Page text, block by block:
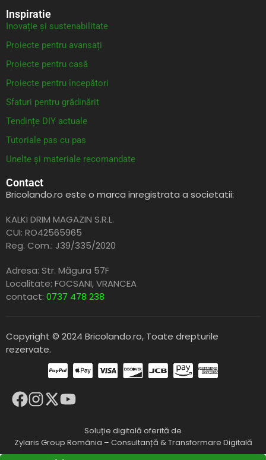
Inspiratie
Inovație și sustenabilitate
Proiecte pentru avansați
Proiecte pentru casă
Proiecte pentru începători
Sfaturi pentru grădinărit
Tendințe DIY actuale
Tutoriale pas cu pas
Unelte și materiale recomandate
Contact
Bricolando.ro este o marca inregistrata a societatii:
KALKI DRIM MAGAZIN S.R.L.
CUI: RO42565965
Reg. Com.: J39/335/2020
Adresa: Str. Măgura 57F
Localitate: FOCSANI,VRANCEA
contact: 0737 478 238
Copyright © 2024 Bricolando.ro, Toate drepturile
rezervate.
Soluție digitală oferită de
Zylaris Group România – Consultanță & Transformare Digitală